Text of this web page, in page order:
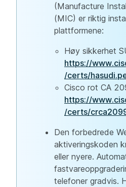
(Manufacture
(MIC) er riktig
plattformene:
Høy sikkerhet
https://
/certs/
Cisco rot CA
https://
/certs/
Den forbedrede
aktiveringskoden
eller nyere.
telefoner gradvis.